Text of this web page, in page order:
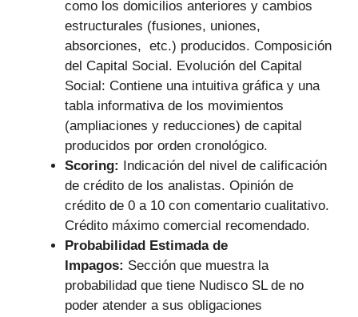
como los domicilios anteriores y cambios
estructurales (fusiones, uniones,
absorciones, etc.) producidos. Composición
del Capital Social. Evolución del Capital
Social: Contiene una intuitiva gráfica y una
tabla informativa de los movimientos
(ampliaciones y reducciones) de capital
producidos por orden cronológico.
Scoring: Indicación del nivel de calificación
de crédito de los analistas. Opinión de
crédito de 0 a 10 con comentario cualitativo.
Crédito máximo comercial recomendado.
Probabilidad Estimada de
Impagos: Sección que muestra la
probabilidad que tiene Nudisco SL de no
poder atender a sus obligaciones